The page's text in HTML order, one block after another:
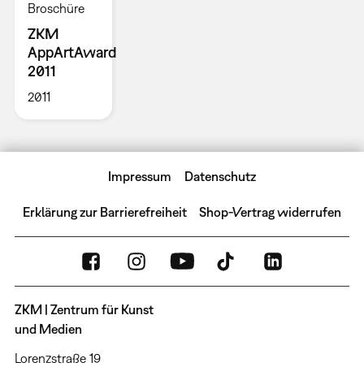
Broschüre
ZKM
AppArtAward
2011
2011
Impressum Datenschutz
Erklärung zur Barrierefreiheit Shop-Vertrag widerrufen
ZKM | Zentrum für Kunst
und Medien
Lorenzstraße 19